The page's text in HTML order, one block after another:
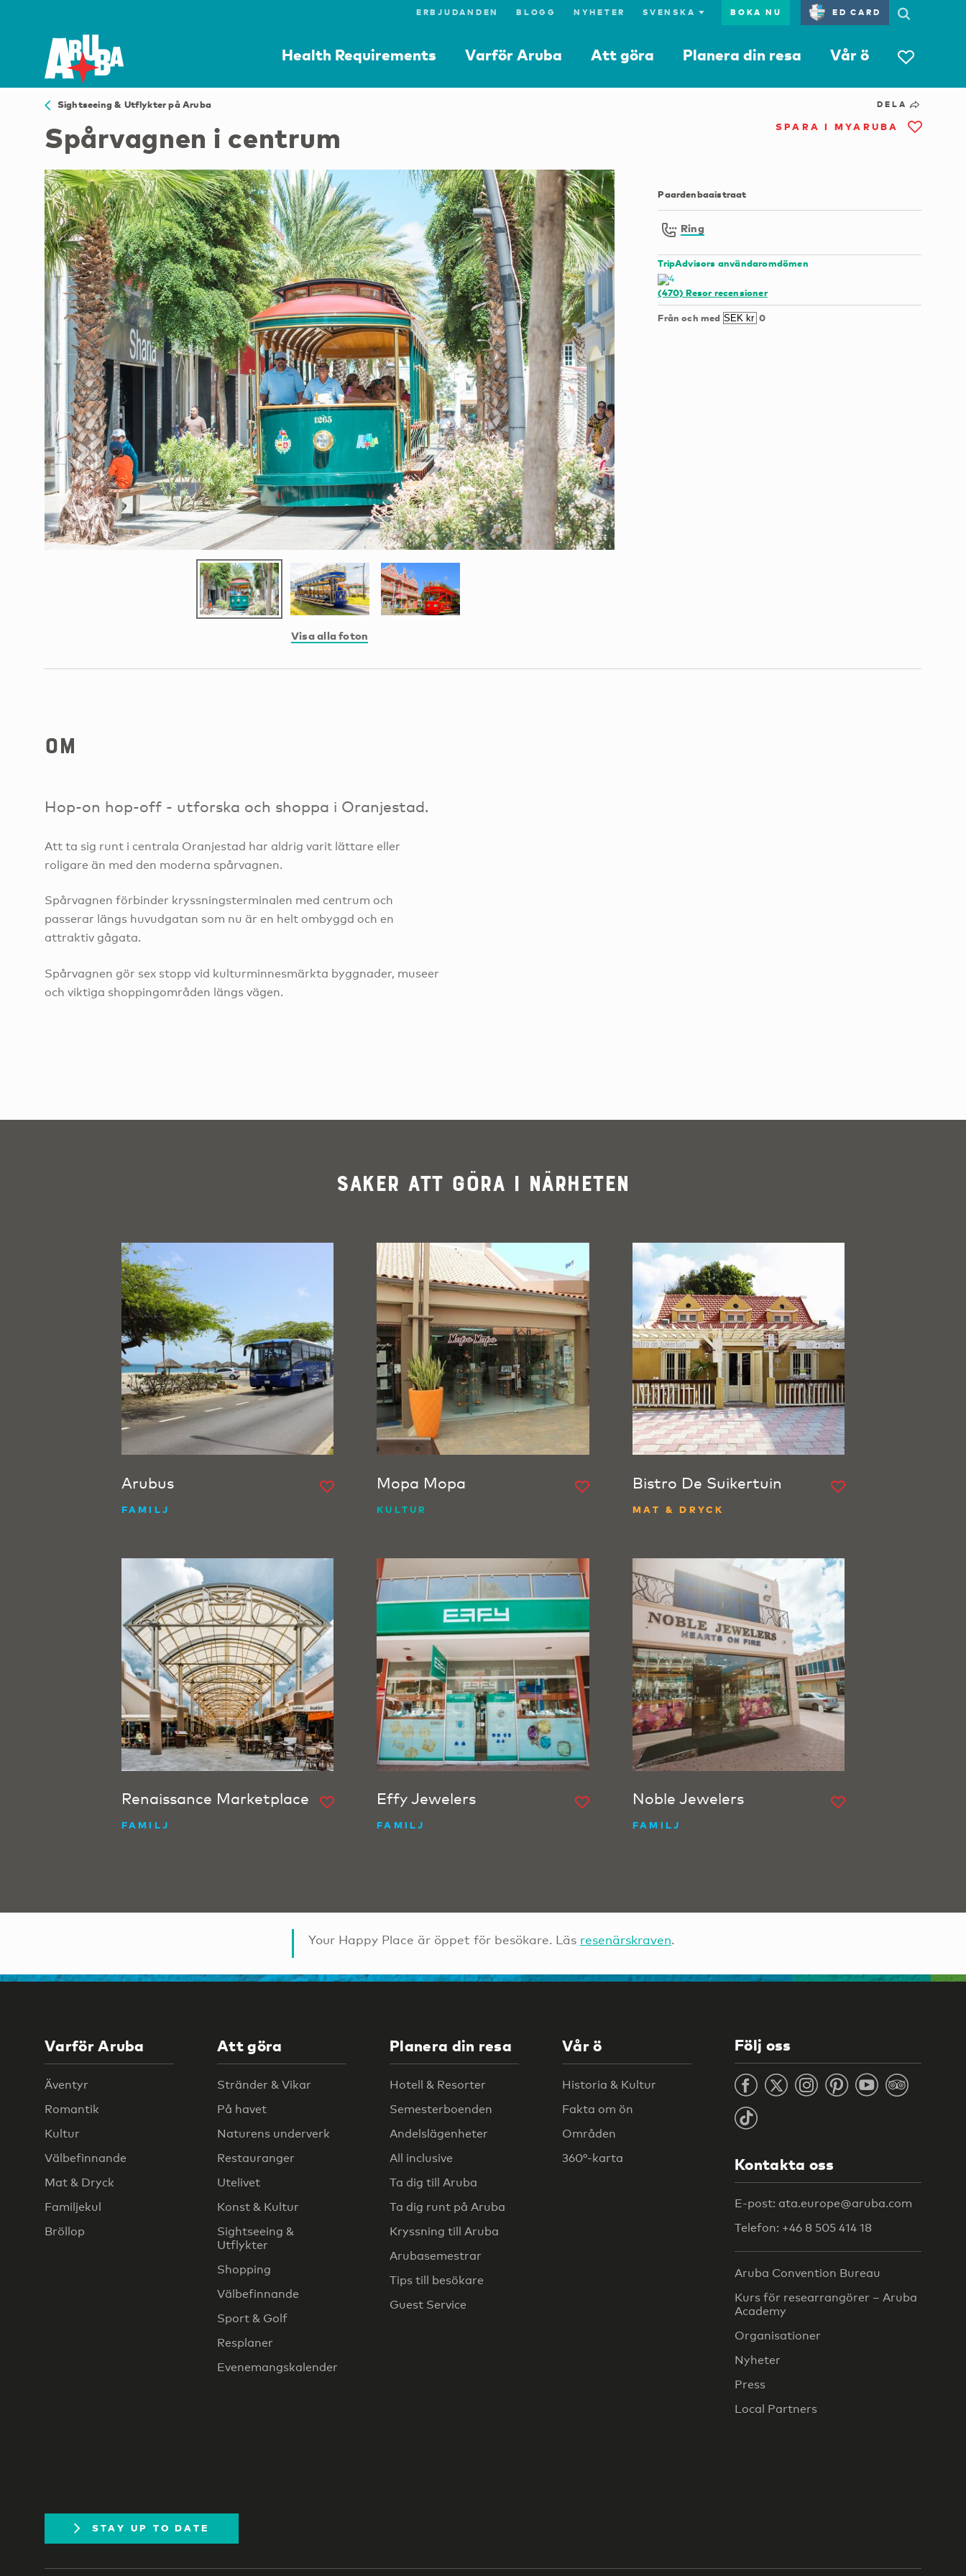
ERBJUDANDEN BLOGG NYHETER BOKA NU ED CARD
Health Requirements Varför Aruba Att göra Planera din resa Vår ö
Sightseeing & Utflykter på Aruba
Spårvagnen i centrum
Visa alla foton
DELA
SPARA I MYARUBA
Paardenbaaistraat
Ring
TripAdvisors användaromdömen
(470) Resor recensioner
Från och med 0
om
Hop-on hop-off - utforska och shoppa i Oranjestad.
Att ta sig runt i centrala Oranjestad har aldrig varit lättare eller
roligare än med den moderna spårvagnen.
Spårvagnen förbinder kryssningsterminalen med centrum och
passerar längs huvudgatan som nu är en helt ombyggd och en
attraktiv gågata.
Spårvagnen gör sex stopp vid kulturminnesmärkta byggnader, museer
och viktiga shoppingområden längs vägen.
Saker att göra i närheten
Arubus
FAMILJ
Mopa Mopa
KULTUR
Bistro De Suikertuin
MAT & DRYCK
Renaissance Marketplace
FAMILJ
Effy Jewelers
FAMILJ
Noble Jewelers
FAMILJ
Your Happy Place är öppet för besökare. Läs resenärskraven.
Varför Aruba
Äventyr
Romantik
Kultur
Välbefinnande
Mat & Dryck
Familjekul
Bröllop
Att göra
Stränder & Vikar
På havet
Naturens underverk
Restauranger
Utelivet
Konst & Kultur
Sightseeing &
Utflykter
Shopping
Välbefinnande
Sport & Golf
Resplaner
Evenemangskalender
Planera din resa
Hotell & Resorter
Semesterboenden
Andelslägenheter
All inclusive
Ta dig till Aruba
Ta dig runt på Aruba
Kryssning till Aruba
Arubasemestrar
Tips till besökare
Guest Service
Vår ö
Historia & Kultur
Fakta om ön
Områden
360°-karta
Följ oss
Kontakta oss
E-post: ata.europe@aruba.com
Telefon: +46 8 505 414 18
Aruba Convention Bureau
Kurs för researrangörer – Aruba
Academy
Organisationer
Nyheter
Press
Local Partners
STAY UP TO DATE